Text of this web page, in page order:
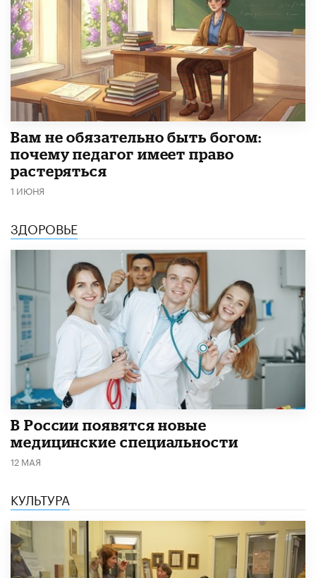
​Вам не обязательно быть богом:
почему педагог имеет право
растеряться
1 ИЮНЯ
ЗДОРОВЬЕ
В России появятся новые
медицинские специальности
12 МАЯ
КУЛЬТУРА